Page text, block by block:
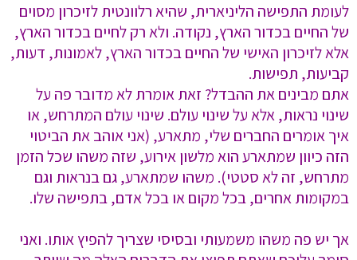
לעומת התפישה הליניארית, שהיא רלוונטית לזיכרון מסוים
של החיים בכדור הארץ, נקודה. ולא רק לחיים בכדור הארץ,
אלא לזיכרון האישי של החיים בכדור הארץ, לאמונות, דעות,
קביעות, תפישות.
אתם מבינים את ההבדל? זאת אומרת לא מדובר פה על
שינוי נראות, אלא על שינוי עולם. שינוי עולם המתרחש, או
איך אומרים החברים שלי, מתארע, (אני אוהב את הביטוי
הזה כיוון שמתארע הוא מלשון אירוע, שזה משהו שכל הזמן
מתרחש, זה לא סטטי). משהו שמתארע, גם בנראות וגם
במקומות אחרים, בכל מקום או בכל אדם, בתפישה שלו.
אך יש פה משהו משמעותי ובסיסי שצריך להפיץ אותו. ואני